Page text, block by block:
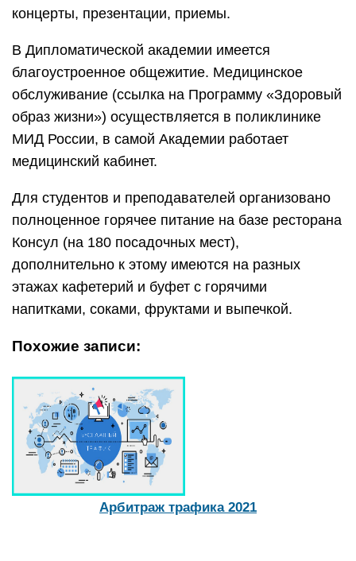
концерты, презентации, приемы.
В Дипломатической академии имеется
благоустроенное общежитие. Медицинское
обслуживание (ссылка на Программу «Здоровый
образ жизни») осуществляется в поликлинике
МИД России, в самой Академии работает
медицинский кабинет.
Для студентов и преподавателей организовано
полноценное горячее питание на базе ресторана
Консул (на 180 посадочных мест),
дополнительно к этому имеются на разных
этажах кафетерий и буфет с горячими
напитками, соками, фруктами и выпечкой.
Похожие записи:
Арбитраж трафика 2021